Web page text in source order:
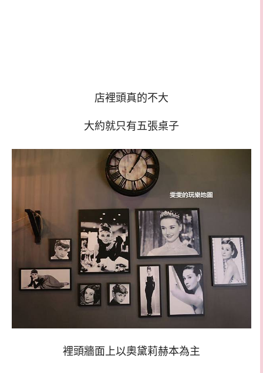
店裡頭真的不大
大約就只有五張桌子
裡頭牆面上以奧黛莉赫本為主